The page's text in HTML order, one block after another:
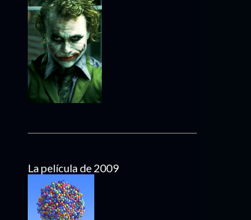
La película de 2009